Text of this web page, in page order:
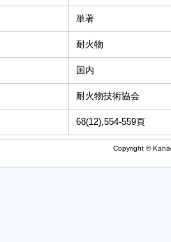
単著
耐火物
国内
耐火物技術協会
68(12),554-559頁
Copyright ©